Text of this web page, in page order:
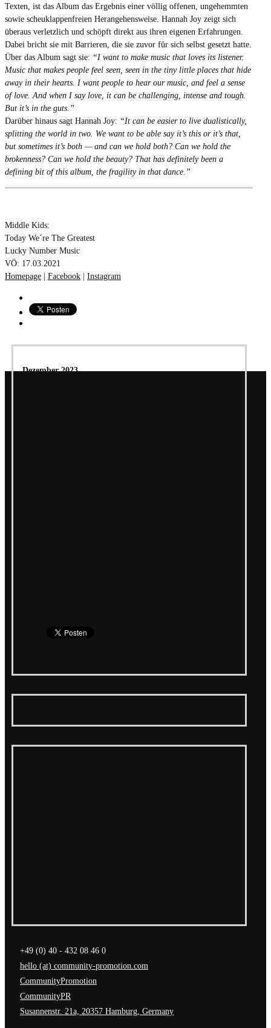
Texten, ist das Album das Ergebnis einer völlig offenen, ungehemmten
sowie scheuklappenfreien Herangehensweise. Hannah Joy zeigt sich
überaus verletzlich und schöpft direkt aus ihren eigenen Erfahrungen.
Dabei bricht sie mit Barrieren, die sie zuvor für sich selbst gesetzt hatte.
Über das Album sagt sie: “I want to make music that loves its listener.
Music that makes people feel seen, seen in the tiny little places that hide
away in their hearts. I want people to hear our music, and feel a sense
of love. And when I say love, it can be challenging, intense and tough.
But it’s in the guts.”
Darüber hinaus sagt Hannah Joy: “It can be easier to live dualistically,
splitting the world in two. We want to be able say it’s this or it’s that,
but sometimes it’s both — and can we hold both? Can we hold the
brokenness? Can we hold the beauty? That has definitely been a
defining bit of this album, the fragility in that dance.”
Middle Kids:
Today We´re The Greatest
Lucky Number Music
VÖ: 17.03.2021
Homepage | Facebook | Instagram
Dezember 2023
+49 (0) 40 - 432 08 46 0
hello (at) community-promotion.com
CommunityPromotion
CommunityPR
Susannenstr. 21a, 20357 Hamburg, Germany